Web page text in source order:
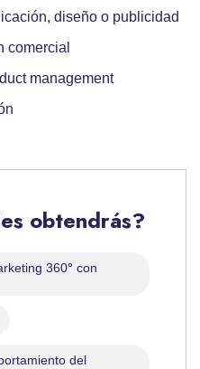
diseño o publicidad
comercial
management
obtendrás?
360° con
del